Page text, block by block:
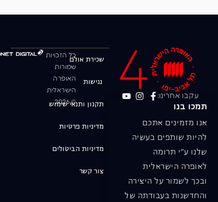
עקבו אחרינו:
תמכו בנו
אנו מזמינים אתכם
להיות שותפים בעשיה
שלנו ע"י תרומה
לאופרה הישראלית
ובכך לשמור על היצירה
והחדשנות בעבודתה של
כל הזכויות
שמורות
האופרה
הישראלית
© 2026
שכירת אולם
נגישות
תקנון ותנאי שימוש
מדיניות פרטיות
מדיניות הביטולים
צור קשר